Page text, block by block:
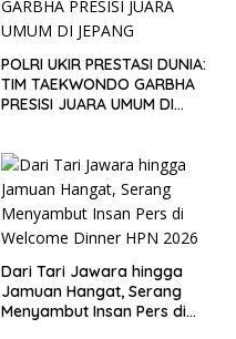
POLRI UKIR PRESTASI DUNIA:
TIM TAEKWONDO GARBHA
PRESISI JUARA UMUM DI
Dari Tari Jawara hingga
Jamuan Hangat, Serang
Menyambut Insan Pers di